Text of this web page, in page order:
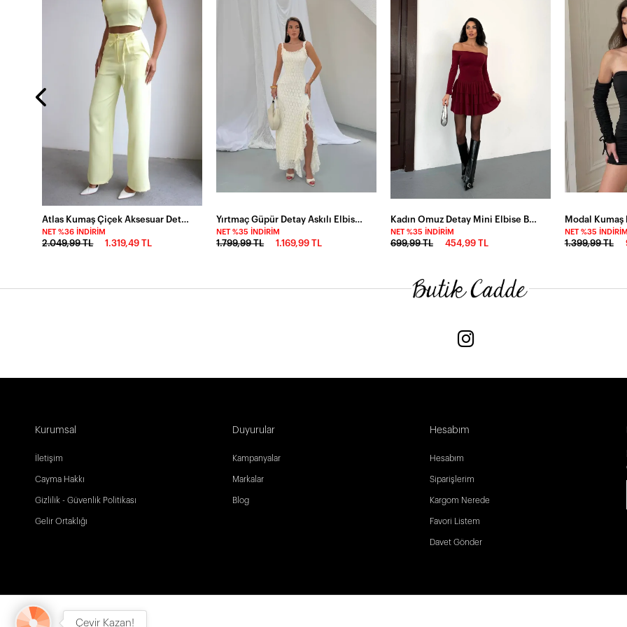
Atlas Kumaş Çiçek Aksesuar Detaylı Alt Üst Takım Sarı
NET %36 İNDIRIM
2.049,99 TL 1.319,49 TL
Yırtmaç Güpür Detay Askılı Elbise Sarı
NET %35 İNDIRIM
1.799,99 TL 1.169,99 TL
Kadın Omuz Detay Mini Elbise Bordo
NET %35 İNDIRIM
699,99 TL 454,99 TL
NET %35 İNDIRIM
1.399,99 TL
Kurumsal
İletişim
Cayma Hakkı
Gizlilik - Güvenlik Politikası
Gelir Ortaklığı
Duyurular
Kampanyalar
Markalar
Blog
Hesabım
Hesabım
Siparişlerim
Kargom Nerede
Favori Listem
Davet Gönder
Çevir Kazan!